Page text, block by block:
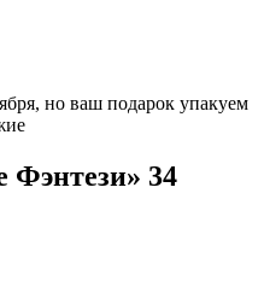
, но ваш подарок упакуем
Фэнтези» 34